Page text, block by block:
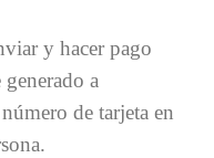
y hacer pago
a
de tarjeta en